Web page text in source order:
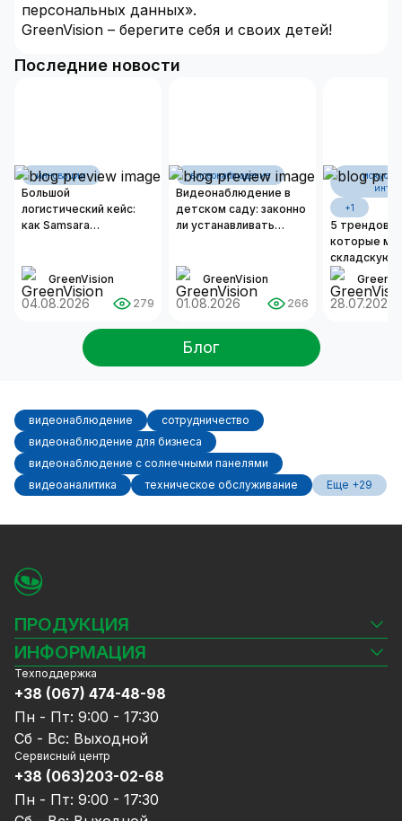
персональных данных».
GreenVision – берегите себя и своих детей!
Последние новости
инновации
Большой
логистический кейс:
как Samsara
автопарков
GreenVision
04.08.2026 279
видеонаблюдение
Видеонаблюдение в
детском саду: законно
ли устанавливать
надежную систему
безопасности?
GreenVision
01.08.2026 266
+1
5 трендов
которые
складскую
2026 году
28.07.2026
Блог
видеонаблюдение
сотрудничество
видеонаблюдение для бизнеса
видеонаблюдение с солнечными панелями
видеоаналитика
техническое обслуживание Еще +29
ПРОДУКЦИЯ
Камеры видеонаблюдения
Видеорегистраторы
Комплекты видеонаблюдения
СКУД
Источники питания
Сетевое оборудование
Ноутбуки и компьютеры
Аксессуары
ИНФОРМАЦИЯ
Блог
Доставка и оплата
Гарантия и Сервисное обслуживание
Политика конфиденциальности
Договор публичной оферты
Сотрудничество
Услуги
Техподдержка
+38 (067) 474-48-98
Пн - Пт: 9:00 - 17:30
Сб - Вс: Выходной
Сервисный центр
+38 (063)203-02-68
Пн - Пт: 9:00 - 17:30